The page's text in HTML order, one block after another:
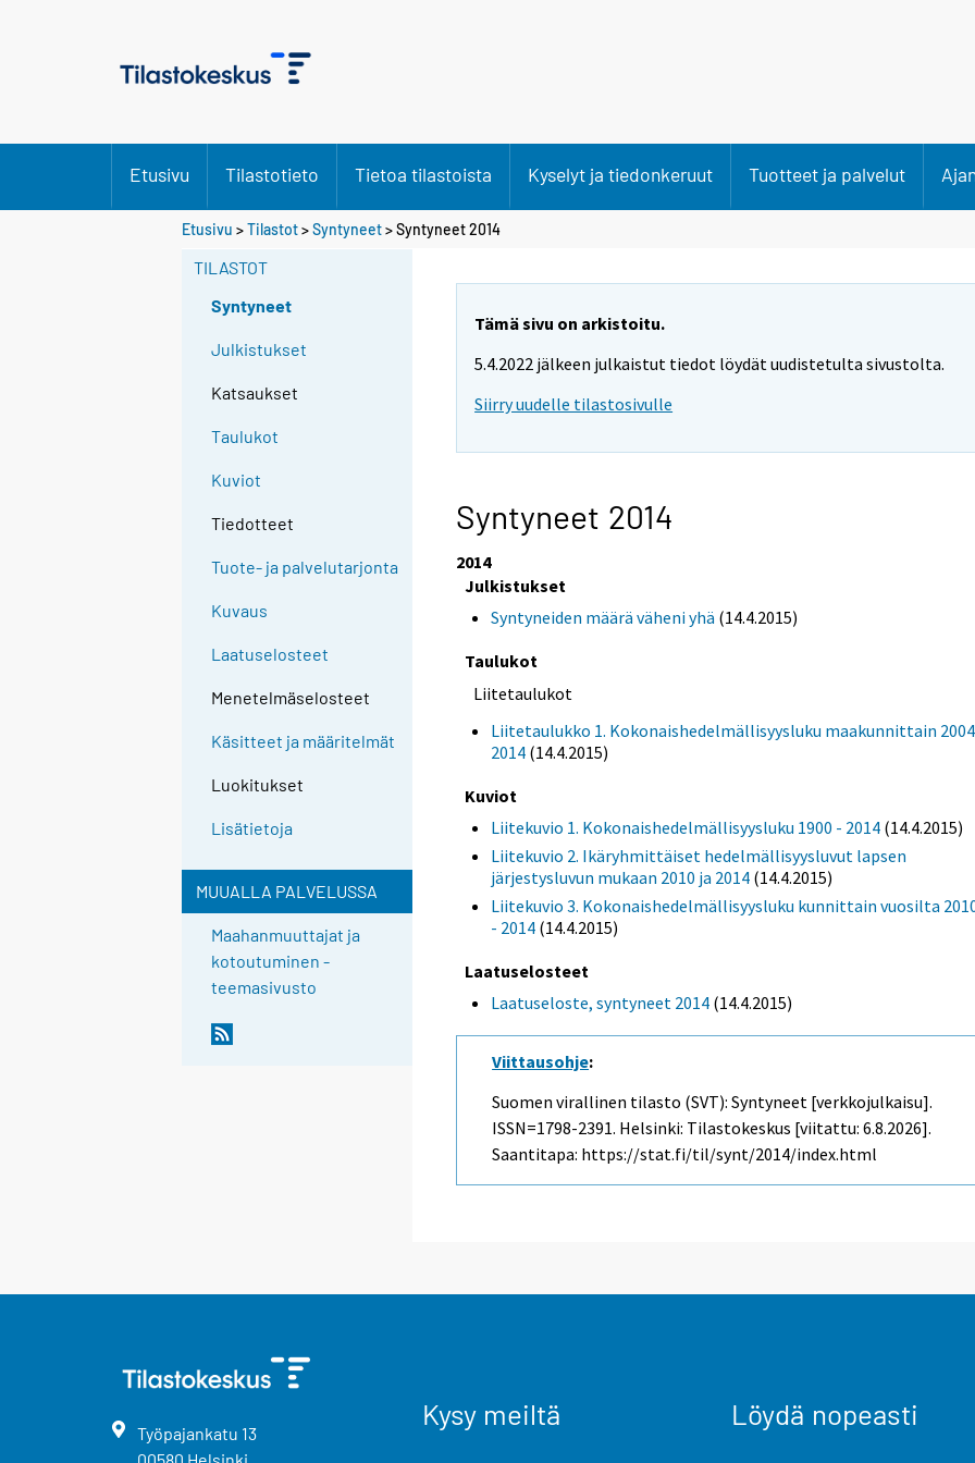
Etusivu Tilastotieto Tietoa tilastoista Kyselyt ja tiedonkeruut Tuotteet ja palvelut
Etusivu >Tilastot>Syntyneet> Syntyneet 2014
TILASTOT
Syntyneet
Julkistukset
Katsaukset
Taulukot
Kuviot
Tiedotteet
Tuote- ja palvelutarjonta
Kuvaus
Laatuselosteet
Menetelmäselosteet
Käsitteet ja määritelmät
Luokitukset
Lisätietoja
MUUALLA PALVELUSSA
Maahanmuuttajat ja
kotoutuminen -
teemasivusto
Tämä sivu on arkistoitu.
5.4.2022 jälkeen julkaistut tiedot löydät uudistetulta sivustolta.
Siirry uudelle tilastosivulle
Syntyneet 2014
2014
Julkistukset
Syntyneiden määrä väheni yhä (14.4.2015)
Taulukot
Liitetaulukot
Liitetaulukko 1. Kokonaishedelmällisyysluku maakunnittain
2014 (14.4.2015)
Kuviot
Liitekuvio 1. Kokonaishedelmällisyysluku 1900 - 2014 (14.4.2015)
Liitekuvio 2. Ikäryhmittäiset hedelmällisyysluvut lapsen
järjestysluvun mukaan 2010 ja 2014 (14.4.2015)
Liitekuvio 3. Kokonaishedelmällisyysluku kunnittain vuosilta
- 2014 (14.4.2015)
Laatuselosteet
Laatuseloste, syntyneet 2014 (14.4.2015)
Viittausohje:
Suomen virallinen tilasto (SVT): Syntyneet [verkkojulkaisu].
ISSN=1798-2391. Helsinki: Tilastokeskus [viitattu: 6.8.2026].
Saantitapa: https://stat.fi/til/synt/2014/index.html
Työpajankatu 13
Kysy meiltä Löydä nopeasti